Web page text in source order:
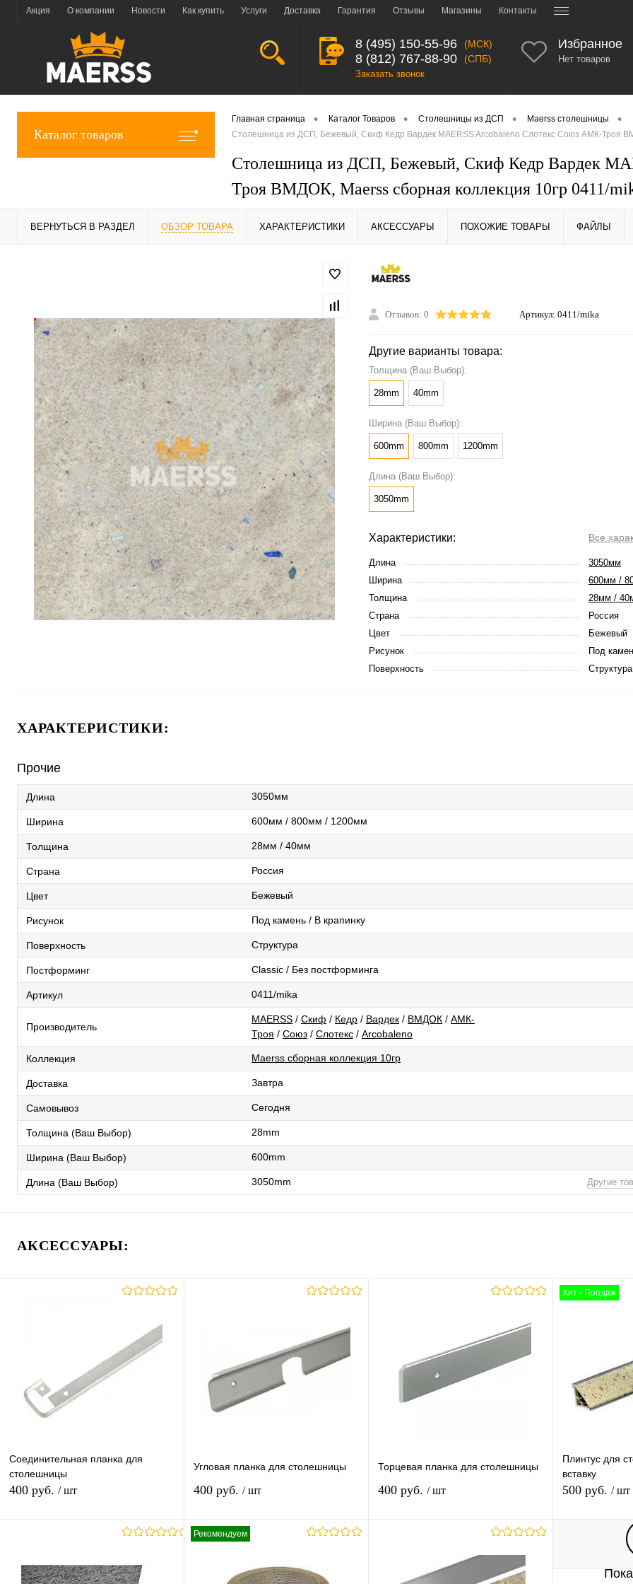
Акция О компании Новости Как купить Услуги Доставка Гарантия Отзывы Магазины Контакты
8 (495) 150-55-96 (МСК)
8 (812) 767-88-90 (СПБ)
Заказать звонок
Избранное
Нет товаров
Каталог товаров
Главная страница • Каталог Товаров • Столешницы из ДСП • Maerss столешницы •
Столешница из ДСП, Бежевый, Скиф Кедр Вардек MAERSS Arcobaleno Слотекс Союз АМК-Троя
Столешница из ДСП, Бежевый, Скиф Кедр Вардек
Троя ВМДОК, Maerss сборная коллекция 10гр 0411/
ВЕРНУТЬСЯ В РАЗДЕЛ ОБЗОР ТОВАРА ХАРАКТЕРИСТИКИ АКСЕССУАРЫ ПОХОЖИЕ ТОВАРЫ ФАЙЛЫ
Отзывов: 0 Артикул: 0411/mika
Другие варианты товара:
Толщина (Ваш Выбор):
28mm 40mm
Ширина (Ваш Выбор):
600mm 800mm 1200mm
Длина (Ваш Выбор):
3050mm
Характеристики: Все
Длина
3050мм
Ширина
600мм /
Толщина
28мм /
Страна
Россия
Цвет
Бежевый
Рисунок
Под
Поверхность
Структура
ХАРАКТЕРИСТИКИ:
Прочие
Длина 3050мм
Ширина 600мм / 800мм / 1200мм
Толщина 28мм / 40мм
Страна Россия
Цвет Бежевый
Рисунок Под камень / В крапинку
Поверхность Структура
Постформинг Classic / Без постформинга
Артикул 0411/mika
Производитель
MAERSS / Скиф / Кедр / Вардек / ВМДОК / АМК-
Троя / Союз / Слотекс / Arcobaleno
Коллекция Maerss сборная коллекция 10гр
Доставка Завтра
Самовывоз Сегодня
Толщина (Ваш Выбор) 28mm
Ширина (Ваш Выбор) 600mm
Длина (Ваш Выбор) 3050mm Другие
АКСЕССУАРЫ:
Соединительная планка для
столешницы
400 руб. / шт
Купить в 1 клик К сравнению
Угловая планка для столешницы
400 руб. / шт
Купить в 1 клик К сравнению
Торцевая планка для столешницы
400 руб. / шт
Купить в 1 клик К сравнению
Хит - Продаж
Плинтус для
вставку
500 руб. / шт
Купить в 1
Рекомендуем